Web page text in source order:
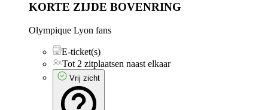
KORTE ZIJDE BOVENRING
Olympique Lyon fans
E-ticket(s)
Tot 2 zitplaatsen naast elkaar
Vrij zicht